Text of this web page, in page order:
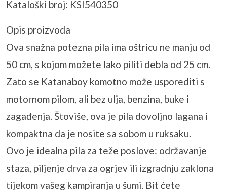
Kataloški broj: KSI540350
Opis proizvoda
Ova snažna potezna pila ima oštricu ne manju od
50 cm, s kojom možete lako piliti debla od 25 cm.
Zato se Katanaboy komotno može usporediti s
motornom pilom, ali bez ulja, benzina, buke i
zagađenja. Štoviše, ova je pila dovoljno lagana i
kompaktna da je nosite sa sobom u ruksaku.
Ovo je idealna pila za teže poslove: održavanje
staza, piljenje drva za ogrjev ili izgradnju zaklona
tijekom vašeg kampiranja u šumi. Bit ćete